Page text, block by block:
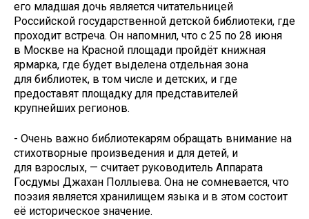
его младшая дочь является читательницей
Российской государственной детской библиотеки, где
проходит встреча. Он напомнил, что с 25 по 28 июня
в Москве на Красной площади пройдёт книжная
ярмарка, где будет выделена отдельная зона
для библиотек, в том числе и детских, и где
предоставят площадку для представителей
крупнейших регионов.
- Очень важно библиотекарям обращать внимание на
стихо­творные произведения и для детей, и
для взрослых, — считает руководитель Аппарата
Госдумы Джахан Поллыева. Она не сомневается, что
поэзия является хранилищем языка и в этом состоит
её историческое значение.